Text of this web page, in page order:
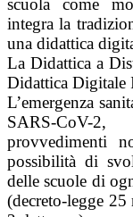
integra la
una didattica
La Didattica a
Didattica Digitale
L’emergenza
SARS-CoV-
provvedimenti
possibilità di
delle scuole di
(decreto-legge